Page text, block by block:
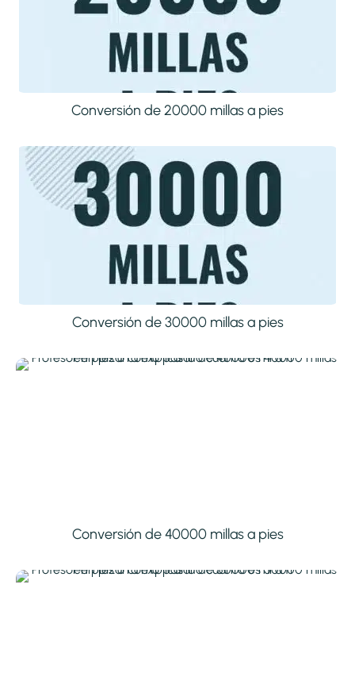
Conversión de 20000 millas a pies
Conversión de 30000 millas a pies
Conversión de 40000 millas a pies